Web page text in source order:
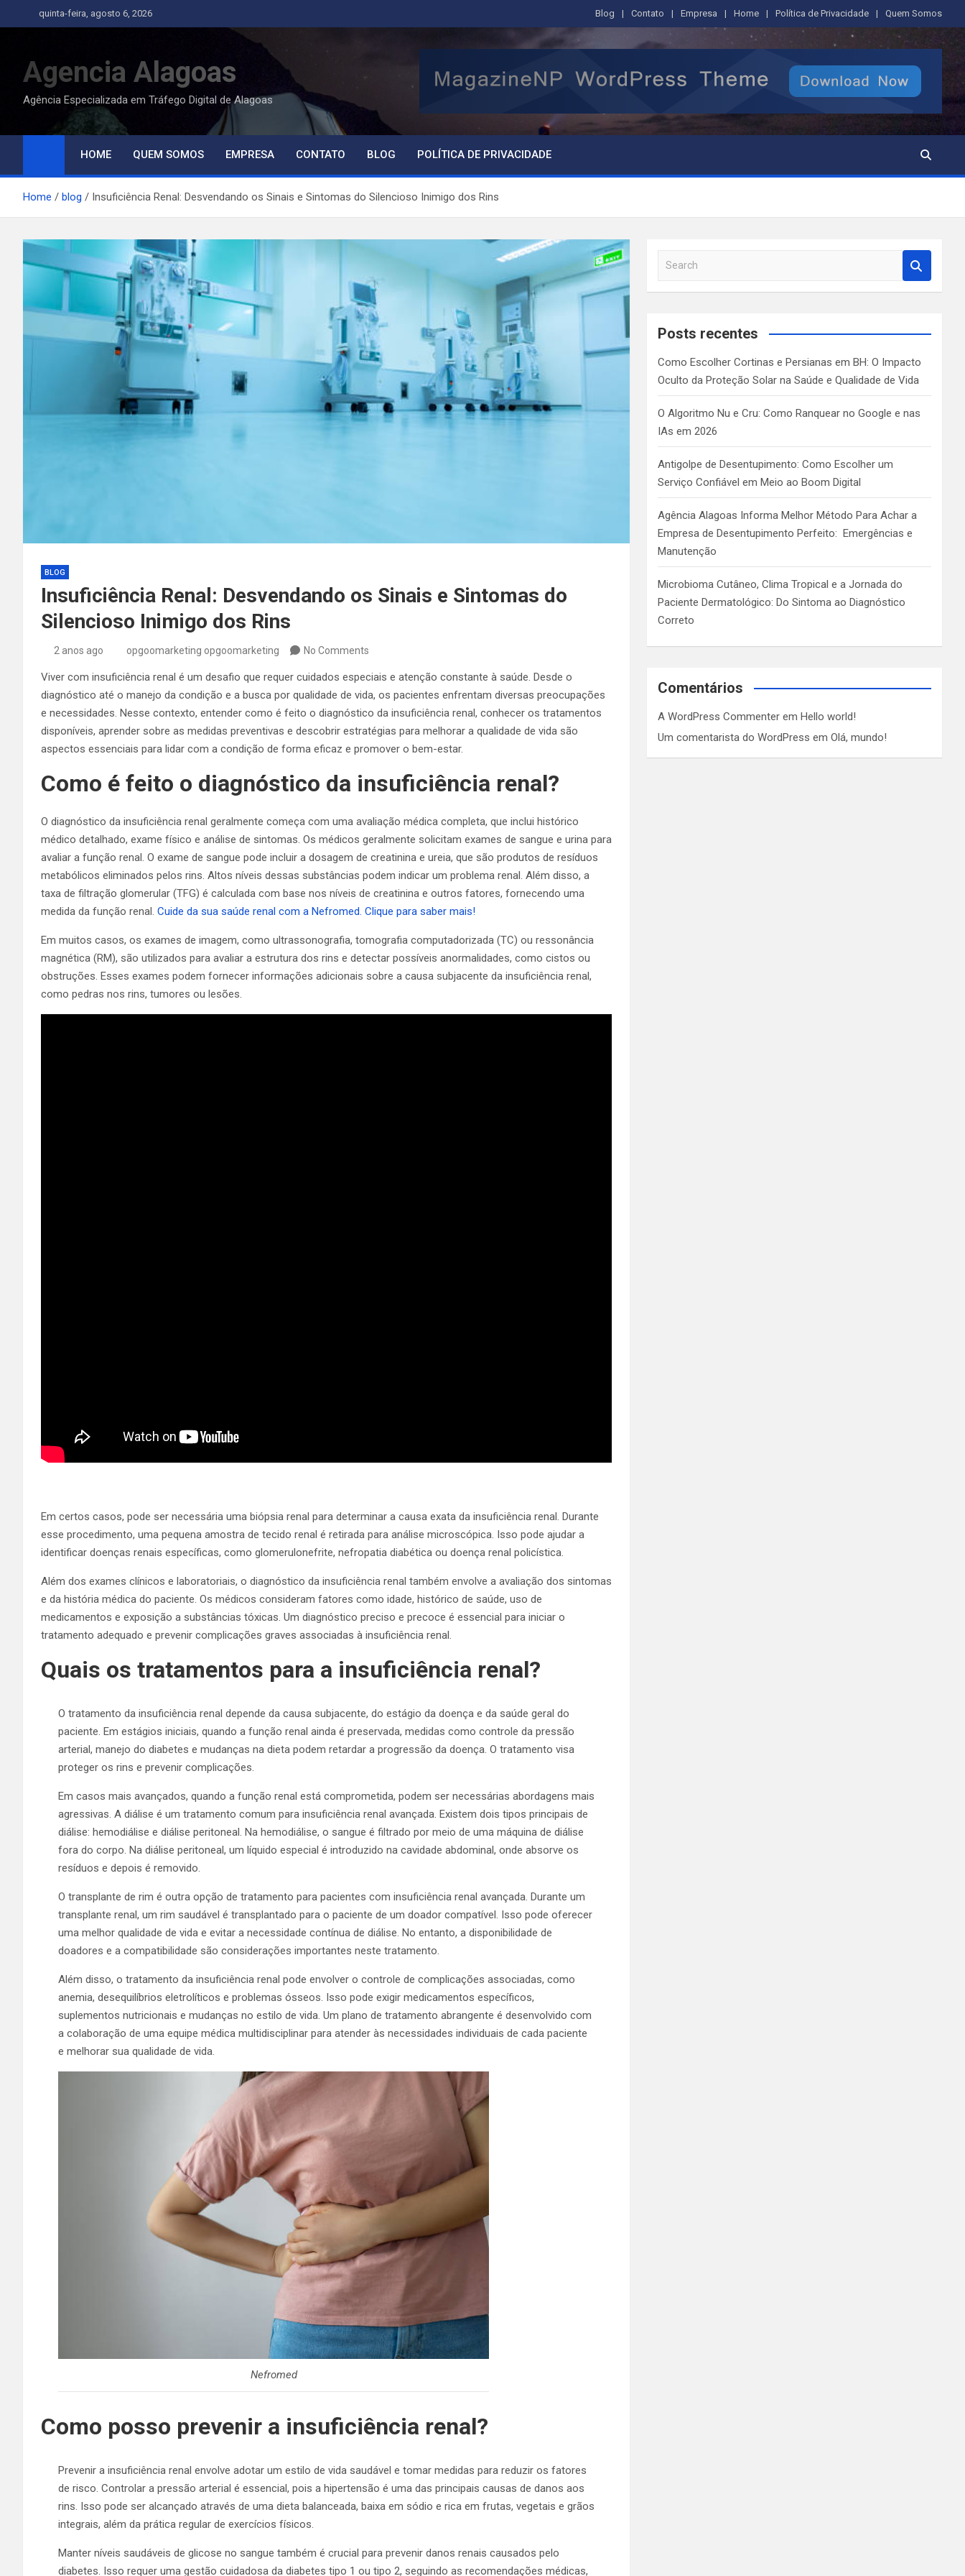
to
quinta-feira, agosto 6, 2026 Blog Contato Empresa Home Política de Privacidade Quem Somos
Agencia Alagoas
Agência Especializada em Tráfego Digital de Alagoas
HOME QUEM SOMOS EMPRESA CONTATO BLOG POLÍTICA DE PRIVACIDADE
Home blog Insuficiência Renal: Desvendando os Sinais e Sintomas do Silencioso Inimigo dos Rins
BLOG
Insuficiência Renal: Desvendando os Sinais e Sintomas do
Silencioso Inimigo dos Rins
2 anos ago opgoomarketing opgoomarketing No Comments
Viver com insuficiência renal é um desafio que requer cuidados especiais e atenção constante à saúde. Desde o
diagnóstico até o manejo da condição e a busca por qualidade de vida, os pacientes enfrentam diversas preocupações
e necessidades. Nesse contexto, entender como é feito o diagnóstico da insuficiência renal, conhecer os tratamentos
disponíveis, aprender sobre as medidas preventivas e descobrir estratégias para melhorar a qualidade de vida são
aspectos essenciais para lidar com a condição de forma eficaz e promover o bem-estar.
Como é feito o diagnóstico da insuficiência renal?
O diagnóstico da insuficiência renal geralmente começa com uma avaliação médica completa, que inclui histórico
médico detalhado, exame físico e análise de sintomas. Os médicos geralmente solicitam exames de sangue e urina para
avaliar a função renal. O exame de sangue pode incluir a dosagem de creatinina e ureia, que são produtos de resíduos
metabólicos eliminados pelos rins. Altos níveis dessas substâncias podem indicar um problema renal. Além disso, a
taxa de filtração glomerular (TFG) é calculada com base nos níveis de creatinina e outros fatores, fornecendo uma
medida da função renal. Cuide da sua saúde renal com a Nefromed. Clique para saber mais!
Em muitos casos, os exames de imagem, como ultrassonografia, tomografia computadorizada (TC) ou ressonância
magnética (RM), são utilizados para avaliar a estrutura dos rins e detectar possíveis anormalidades, como cistos ou
obstruções. Esses exames podem fornecer informações adicionais sobre a causa subjacente da insuficiência renal,
como pedras nos rins, tumores ou lesões.
Em certos casos, pode ser necessária uma biópsia renal para determinar a causa exata da insuficiência renal. Durante
esse procedimento, uma pequena amostra de tecido renal é retirada para análise microscópica. Isso pode ajudar a
identificar doenças renais específicas, como glomerulonefrite, nefropatia diabética ou doença renal policística.
Além dos exames clínicos e laboratoriais, o diagnóstico da insuficiência renal também envolve a avaliação dos sintomas
e da história médica do paciente. Os médicos consideram fatores como idade, histórico de saúde, uso de
medicamentos e exposição a substâncias tóxicas. Um diagnóstico preciso e precoce é essencial para iniciar o
tratamento adequado e prevenir complicações graves associadas à insuficiência renal.
Quais os tratamentos para a insuficiência renal?
O tratamento da insuficiência renal depende da causa subjacente, do estágio da doença e da saúde geral do
paciente. Em estágios iniciais, quando a função renal ainda é preservada, medidas como controle da pressão
arterial, manejo do diabetes e mudanças na dieta podem retardar a progressão da doença. O tratamento visa
proteger os rins e prevenir complicações.
Em casos mais avançados, quando a função renal está comprometida, podem ser necessárias abordagens mais
agressivas. A diálise é um tratamento comum para insuficiência renal avançada. Existem dois tipos principais de
diálise: hemodiálise e diálise peritoneal. Na hemodiálise, o sangue é filtrado por meio de uma máquina de diálise
fora do corpo. Na diálise peritoneal, um líquido especial é introduzido na cavidade abdominal, onde absorve os
resíduos e depois é removido.
O transplante de rim é outra opção de tratamento para pacientes com insuficiência renal avançada. Durante um
transplante renal, um rim saudável é transplantado para o paciente de um doador compatível. Isso pode oferecer
uma melhor qualidade de vida e evitar a necessidade contínua de diálise. No entanto, a disponibilidade de
doadores e a compatibilidade são considerações importantes neste tratamento.
Além disso, o tratamento da insuficiência renal pode envolver o controle de complicações associadas, como
anemia, desequilíbrios eletrolíticos e problemas ósseos. Isso pode exigir medicamentos específicos,
suplementos nutricionais e mudanças no estilo de vida. Um plano de tratamento abrangente é desenvolvido com
a colaboração de uma equipe médica multidisciplinar para atender às necessidades individuais de cada paciente
e melhorar sua qualidade de vida.
Nefromed
Como posso prevenir a insuficiência renal?
Prevenir a insuficiência renal envolve adotar um estilo de vida saudável e tomar medidas para reduzir os fatores
de risco. Controlar a pressão arterial é essencial, pois a hipertensão é uma das principais causas de danos aos
rins. Isso pode ser alcançado através de uma dieta balanceada, baixa em sódio e rica em frutas, vegetais e grãos
integrais, além da prática regular de exercícios físicos.
Manter níveis saudáveis de glicose no sangue também é crucial para prevenir danos renais causados pelo
diabetes. Isso requer uma gestão cuidadosa da diabetes tipo 1 ou tipo 2, seguindo as recomendações médicas,
a
c
Posts recentes
Como Escolher Cortinas e Persianas em BH: O Impacto
Oculto da Proteção Solar na Saúde e Qualidade de Vida
O Algoritmo Nu e Cru: Como Ranquear no Google e nas
IAs em 2026
Antigolpe de Desentupimento: Como Escolher um
Serviço Confiável em Meio ao Boom Digital
Agência Alagoas Informa Melhor Método Para Achar a
Empresa de Desentupimento Perfeito: Emergências e
Manutenção
Microbioma Cutâneo, Clima Tropical e a Jornada do
Paciente Dermatológico: Do Sintoma ao Diagnóstico
Correto
Comentários
A WordPress Commenter emHello world!
Um comentarista do WordPress emOlá, mundo!